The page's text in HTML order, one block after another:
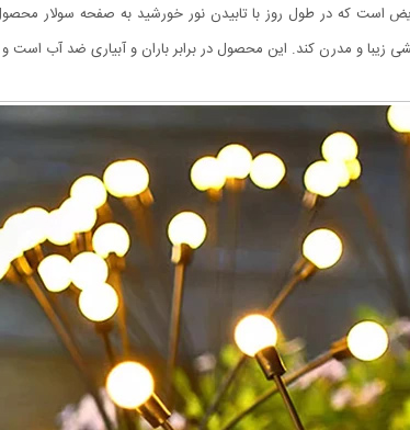
است که در طول روز با تابیدن نور خورشید به صفحه سولار
زیبا و مدرن کند. این محصول در برابر باران و آبیاری ضد آب است و